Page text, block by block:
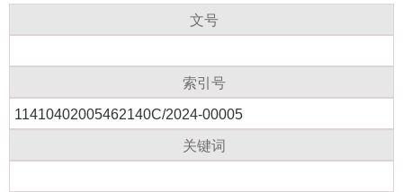
文号
索引号
11410402005462140C/2024-00005
关键词